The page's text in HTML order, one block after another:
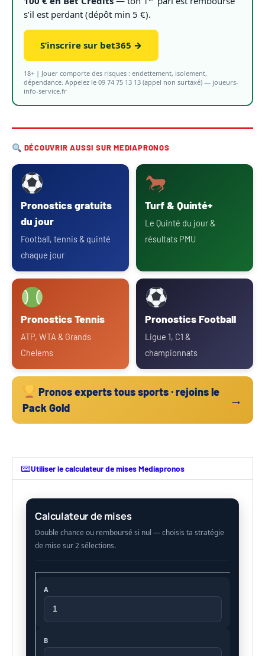
s’il est perdant (dépôt min 5 €).
S’inscrire sur bet365 →
18+ | Jouer comporte des risques : endettement, isolement,
dépendance. Appelez le 09 74 75 13 13 (appel non surtaxé) — joueurs-
info-service.fr
DÉCOUVRIR AUSSI SUR MEDIAPRONOS
Pronostics gratuits
du jour
Football, tennis & quinté
chaque jour
Turf & Quinté+
Le Quinté du jour &
résultats PMU
Pronostics Tennis
ATP, WTA & Grands
Chelems
Pronostics Football
Ligue 1, C1 &
championnats
Pronos experts tous sports · rejoins le
Pack Gold
→
Utiliser le calculateur de mises Mediapronos
Calculateur de mises
A
B